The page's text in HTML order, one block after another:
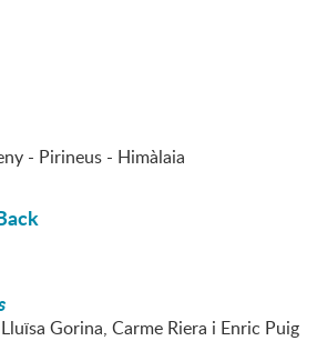
- Pirineus - Himàlaia
Gorina, Carme Riera i Enric Puig